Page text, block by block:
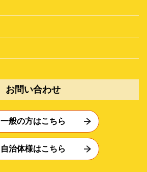
お問い合わせ
一般の方はこちら
自治体様はこちら